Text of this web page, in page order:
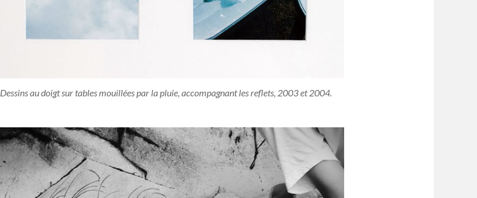
Dessins au doigt sur tables mouillées par la pluie, accompagnant les reflets, 2003 et 2004.